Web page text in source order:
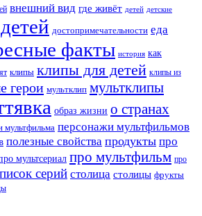
внешний вид где живёт детей детские
достопримечательности еда
факты история как
клипы клипы для детей клипы из
герои мультклип мультклипы
образ жизни о странах
мультфильма персонажи мультфильмов
полезные свойства продукты про
мультсериал про мультфильм про
серий столица столицы фрукты